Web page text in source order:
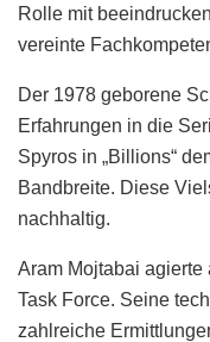
Rolle mit
vereinte
Der 1978 geborene
Erfahrungen in die
Spyros in „Billions“
Bandbreite. Diese
nachhaltig.
Aram Mojtabai agierte
Task Force. Seine
zahlreiche